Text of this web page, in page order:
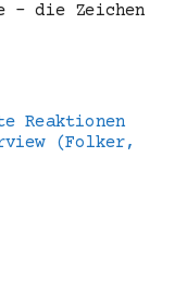
– die Zeichen
Reaktionen
(Folker,